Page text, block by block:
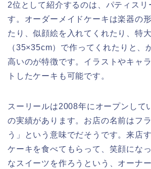
2位として紹介するのは、パティスリ
す。オーダーメイドケーキは楽器の
たり、似顔絵を入れてくれたり、特
（35×35cm）で作ってくれたりと、
高いのが特徴です。イラストやキャ
トしたケーキも可能です。
スーリールは2008年にオープンして
の実績があります。お店の名前はフ
う」という意味でだそうです。来店
ケーキを食べてもらって、笑顔にな
なスイーツを作ろうという、オーナ